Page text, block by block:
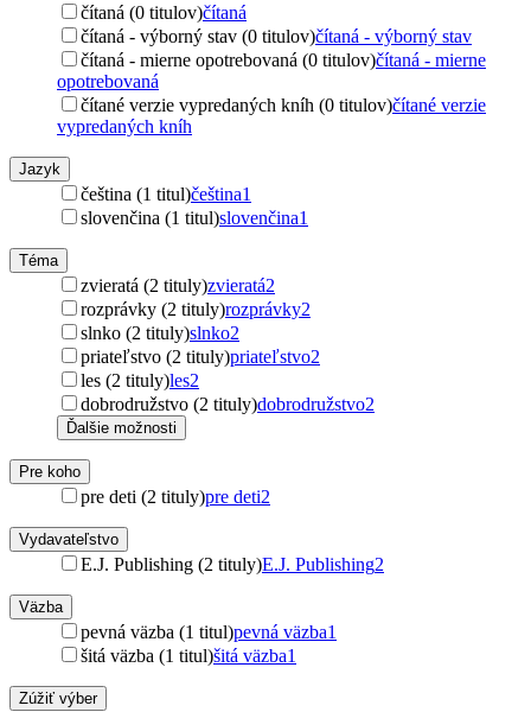
čítaná (0 titulov)čítaná
čítaná - výborný stav (0 titulov)čítaná - výborný stav
čítaná - mierne opotrebovaná (0 titulov)čítaná - mierne
opotrebovaná
čítané verzie vypredaných kníh (0 titulov)čítané verzie
vypredaných kníh
Jazyk
čeština (1 titul)čeština1
slovenčina (1 titul)slovenčina1
Téma
zvieratá (2 tituly)zvieratá2
rozprávky (2 tituly)rozprávky2
slnko (2 tituly)slnko2
priateľstvo (2 tituly)priateľstvo2
les (2 tituly)les2
dobrodružstvo (2 tituly)dobrodružstvo2
Ďalšie možnosti
Pre koho
pre deti (2 tituly)pre deti2
Vydavateľstvo
E.J. Publishing (2 tituly)E.J. Publishing2
Väzba
pevná väzba (1 titul)pevná väzba1
šitá väzba (1 titul)šitá väzba1
Zúžiť výber